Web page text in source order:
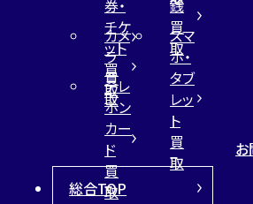
券・
チケ
ット
買
取
銭
買
取
カメ
ラ
買
取
スマ
ホ・
タブ
レッ
ト
買
取
テレ
ホン
カー
ド
買
取
総合TOP